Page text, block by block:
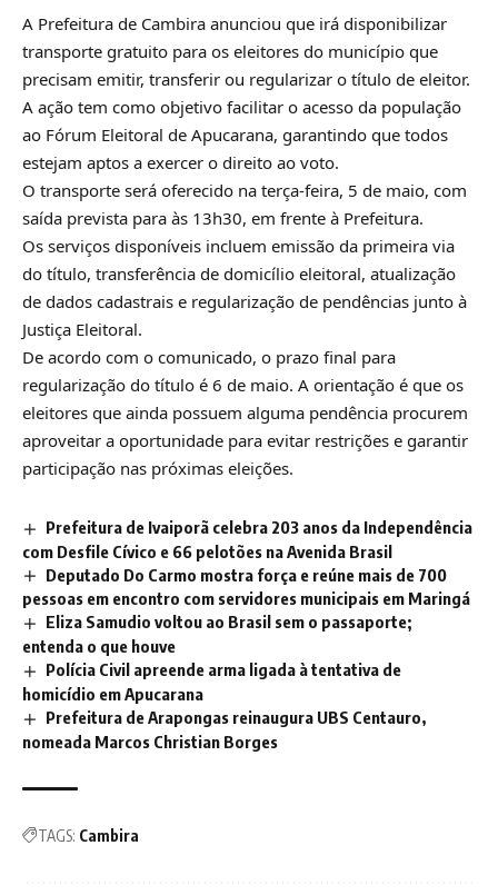
A Prefeitura de Cambira anunciou que irá disponibilizar
transporte gratuito para os eleitores do município que
precisam emitir, transferir ou regularizar o título de eleitor.
A ação tem como objetivo facilitar o acesso da população
ao Fórum Eleitoral de Apucarana, garantindo que todos
estejam aptos a exercer o direito ao voto.
O transporte será oferecido na terça-feira, 5 de maio, com
saída prevista para às 13h30, em frente à Prefeitura.
Os serviços disponíveis incluem emissão da primeira via
do título, transferência de domicílio eleitoral, atualização
de dados cadastrais e regularização de pendências junto à
Justiça Eleitoral.
De acordo com o comunicado, o prazo final para
regularização do título é 6 de maio. A orientação é que os
eleitores que ainda possuem alguma pendência procurem
aproveitar a oportunidade para evitar restrições e garantir
participação nas próximas eleições.
Prefeitura de Ivaiporã celebra 203 anos da Independência
com Desfile Cívico e 66 pelotões na Avenida Brasil
Deputado Do Carmo mostra força e reúne mais de 700
pessoas em encontro com servidores municipais em Maringá
Eliza Samudio voltou ao Brasil sem o passaporte;
entenda o que houve
Polícia Civil apreende arma ligada à tentativa de
homicídio em Apucarana
Prefeitura de Arapongas reinaugura UBS Centauro,
nomeada Marcos Christian Borges
TAGS: Cambira